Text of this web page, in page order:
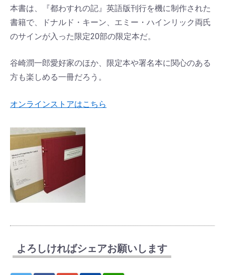
本書は、『都わすれの記』英語版刊行を機に制作された
書籍で、ドナルド・キーン、エミー・ハインリック両氏
のサインが入った限定20部の限定本だ。
谷崎潤一郎愛好家のほか、限定本や署名本に関心のある
方も楽しめる一冊だろう。
オンラインストアはこちら
よろしければシェアお願いします